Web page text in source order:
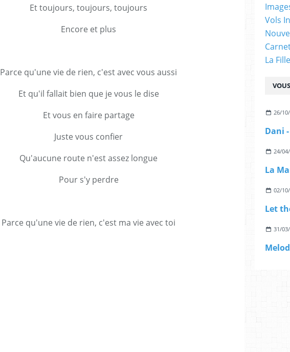
Et toujours, toujours, toujours
Encore et plus
Parce qu'une vie de rien, c'est avec vous aussi
Et qu'il fallait bien que je vous le dise
Et vous en faire partage
Juste vous confier
Qu'aucune route n'est assez longue
Pour s'y perdre
Parce qu'une vie de rien, c'est ma vie avec toi
26/
Dani
24/
La
02/
Let
31/
Vols
La